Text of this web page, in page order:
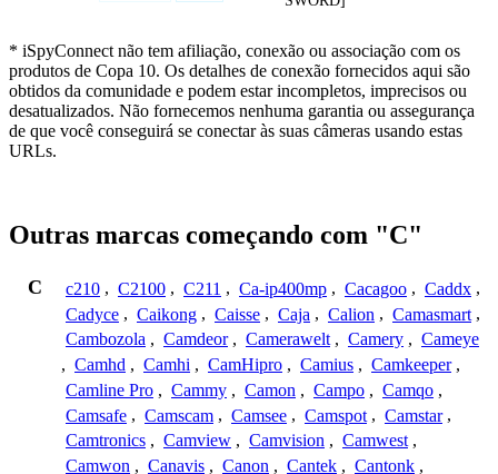
* iSpyConnect não tem afiliação, conexão ou associação com os
produtos de Copa 10. Os detalhes de conexão fornecidos aqui são
obtidos da comunidade e podem estar incompletos, imprecisos ou
desatualizados. Não fornecemos nenhuma garantia ou assegurança
de que você conseguirá se conectar às suas câmeras usando estas
URLs.
Outras marcas começando com "C"
C c210 , C2100 , C211 , Ca-ip400mp , Cacagoo , Caddx ,
Cadyce , Caikong , Caisse , Caja , Calion , Camasmart ,
Cambozola , Camdeor , Camerawelt , Camery , Cameye
, Camhd , Camhi , CamHipro , Camius , Camkeeper ,
Camline Pro , Cammy , Camon , Campo , Camqo ,
Camsafe , Camscam , Camsee , Camspot , Camstar ,
Camtronics , Camview , Camvision , Camwest ,
Camwon , Canavis , Canon , Cantek , Cantonk ,